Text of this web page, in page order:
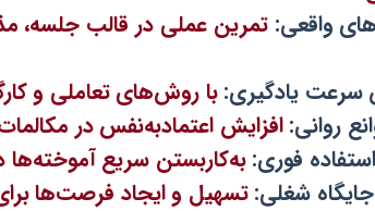
واقعی: تمرین عملی در قالب جلسه،
سرعت یادگیری:با روش‌های تعاملی و
روانی:افزایش اعتمادبه‌نفس در
فوری:به‌کاربستن سریع آموخته‌ها
جایگاه شغلی:تسهیل و ایجاد فرصت‌ها